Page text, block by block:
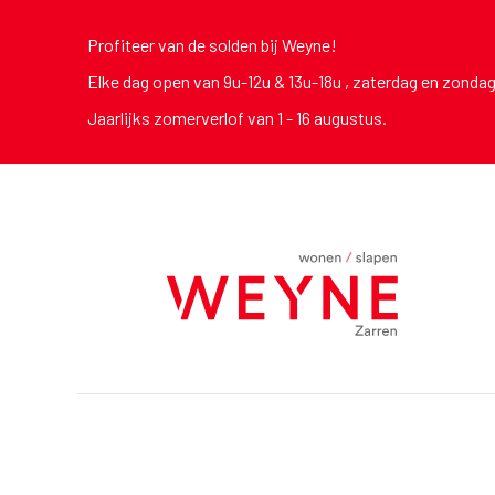
Profiteer van de solden bij Weyne!
Elke dag open van 9u-12u & 13u-18u , zaterdag en
Jaarlijks zomerverlof van 1 - 16 augustus.